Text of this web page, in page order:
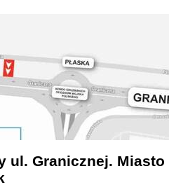
ul. Granicznej. Miasto